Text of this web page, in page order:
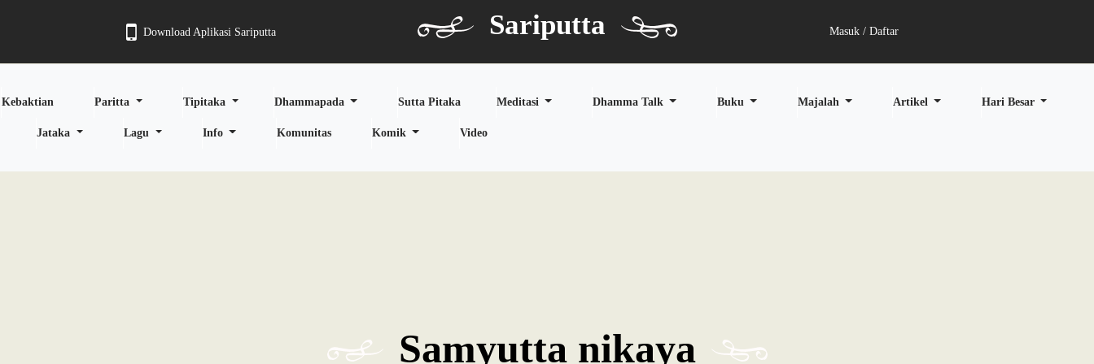
Download Aplikasi Sariputta Sariputta Masuk / Daftar
Kebaktian Paritta Tipitaka Dhammapada Sutta Pitaka Meditasi Dhamma Talk Buku Majalah Artikel Hari Besar
Jataka Lagu Info Komunitas Komik Video
Samyutta nikaya